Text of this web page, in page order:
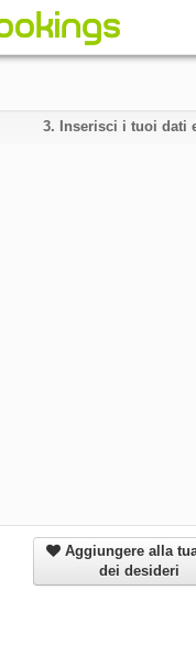
3. Inserisci i tuoi dati
Aggiungere alla
dei desideri